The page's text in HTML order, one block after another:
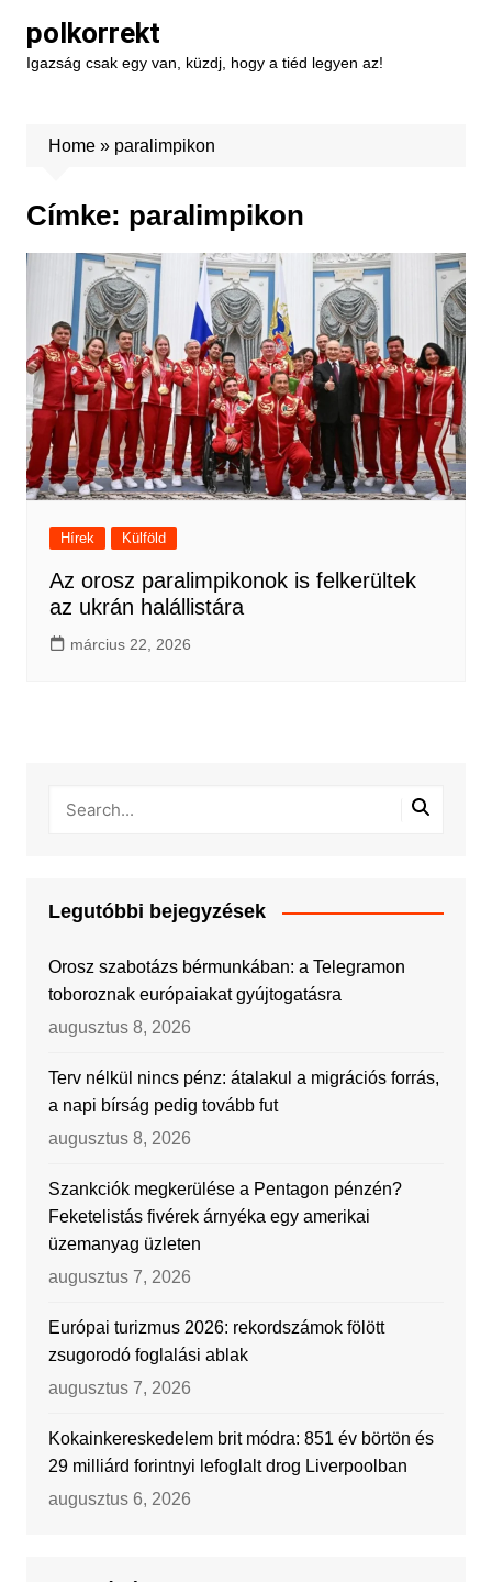
content
polkorrekt
Igazság csak egy van, küzdj, hogy a tiéd legyen az!
Home» paralimpikon
Címke: paralimpikon
Hírek Külföld
Az orosz paralimpikonok is felkerültek
az ukrán halállistára
március 22, 2026
Legutóbbi bejegyzések
Orosz szabotázs bérmunkában: a Telegramon
toboroznak európaiakat gyújtogatásra
augusztus 8, 2026
Terv nélkül nincs pénz: átalakul a migrációs forrás,
a napi bírság pedig tovább fut
augusztus 8, 2026
Szankciók megkerülése a Pentagon pénzén?
Feketelistás fivérek árnyéka egy amerikai
üzemanyag üzleten
augusztus 7, 2026
Európai turizmus 2026: rekordszámok fölött
zsugorodó foglalási ablak
augusztus 7, 2026
Kokainkereskedelem brit módra: 851 év börtön és
29 milliárd forintnyi lefoglalt drog Liverpoolban
augusztus 6, 2026